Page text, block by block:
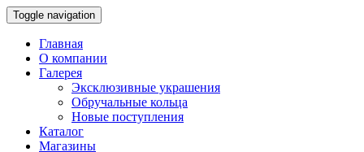
Toggle navigation
Главная
О компании
Галерея
Эксклюзивные украшения
Обручальные кольца
Новые поступления
Каталог
Магазины